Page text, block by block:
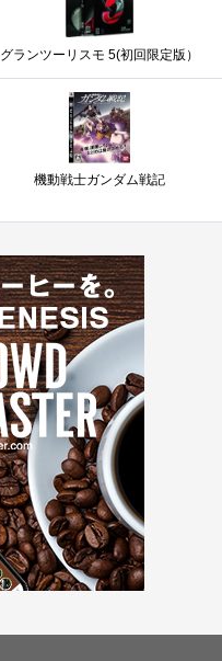
グランツーリスモ 5(初回限定版）
機動戦士ガンダム戦記